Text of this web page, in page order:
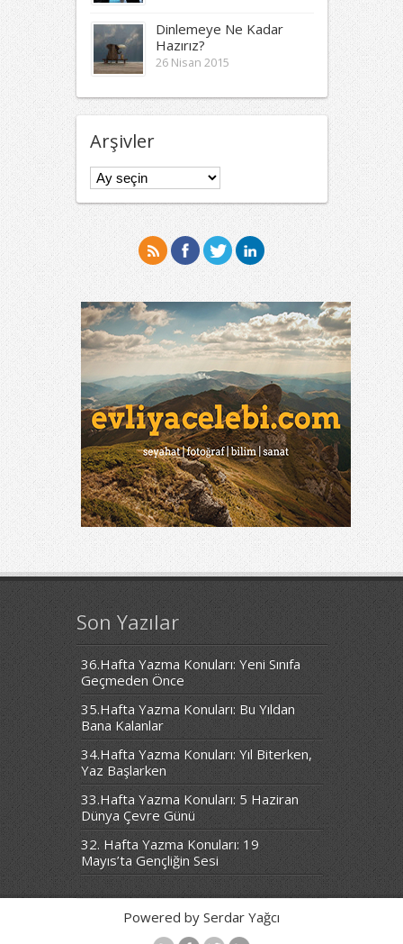
Dinlemeye Ne Kadar
Hazırız?
26 Nisan 2015
Arşivler
Arşivler
Son Yazılar
36.Hafta Yazma Konuları: Yeni Sınıfa
Geçmeden Önce
35.Hafta Yazma Konuları: Bu Yıldan
Bana Kalanlar
34.Hafta Yazma Konuları: Yıl Biterken,
Yaz Başlarken
33.Hafta Yazma Konuları: 5 Haziran
Dünya Çevre Günü
32. Hafta Yazma Konuları: 19
Mayıs’ta Gençliğin Sesi
Powered by Serdar Yağcı